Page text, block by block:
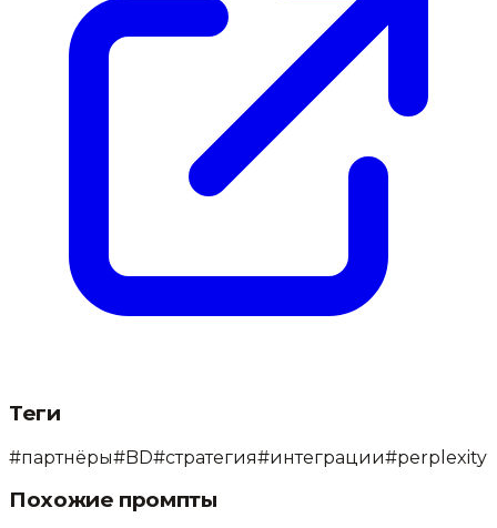
Теги
#партнёры#BD#стратегия#интеграции#perplexity
Похожие промпты